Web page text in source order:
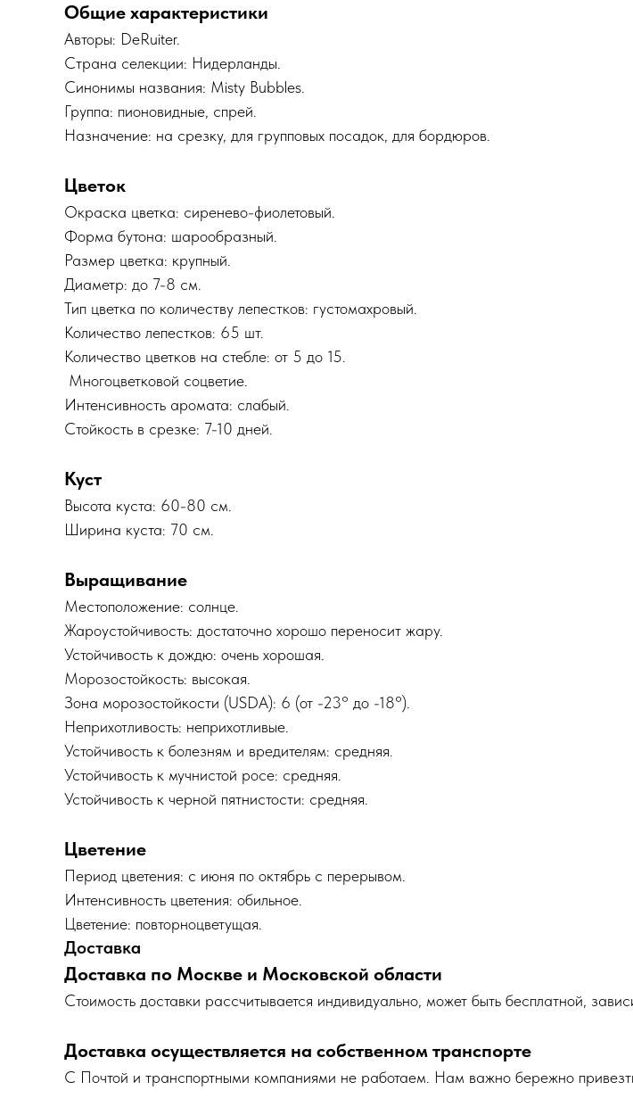
Общие характеристики
Авторы: DeRuiter.
Страна селекции: Нидерланды.
Синонимы названия: Misty Bubbles.
Группа: пионовидные, спрей.
Назначение: на срезку, для групповых посадок, для бордюров.
Цветок
Окраска цветка: сиренево-фиолетовый.
Форма бутона: шарообразный.
Размер цветка: крупный.
Диаметр: до 7-8 см.
Тип цветка по количеству лепестков: густомахровый.
Количество лепестков: 65 шт.
Количество цветков на стебле: от 5 до 15.
Многоцветковой соцветие.
Интенсивность аромата: слабый.
Стойкость в срезке: 7-10 дней.
Куст
Высота куста: 60-80 см.
Ширина куста: 70 см.
Выращивание
Местоположение: солнце.
Жароустойчивость: достаточно хорошо переносит жару.
Устойчивость к дождю: очень хорошая.
Морозостойкость: высокая.
Зона морозостойкости (USDA): 6 (от -23° до -18°).
Неприхотливость: неприхотливые.
Устойчивость к болезням и вредителям: средняя.
Устойчивость к мучнистой росе: средняя.
Устойчивость к черной пятнистости: средняя.
Цветение
Период цветения: с июня по октябрь с перерывом.
Интенсивность цветения: обильное.
Цветение: повторноцветущая.
Доставка
Доставка по Москве и Московской области
Cтоимость доставки рассчитывается индивидуально, может быть бесплатной,
Доставка осуществляется на собственном транспорте
С Почтой и транспортными компаниями не работаем. Нам важно бережно